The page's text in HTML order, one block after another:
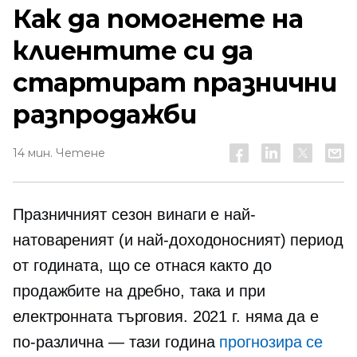
Как да помогнете на
клиентите си да
стартират празнични
разпродажби
14 мин. Четене
Празничният сезон винаги е най-
натовареният (и най-доходоносният) период
от годината, що се отнася както до
продажбите на дребно, така и при
електронната търговия. 2021 г. няма да е
по-различна — тази година прогнозира се